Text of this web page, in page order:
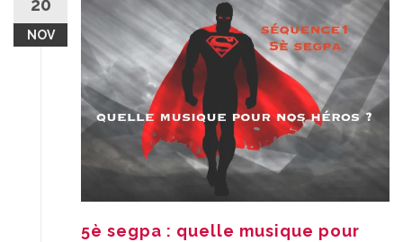
20
NOV
5è segpa : quelle musique pour